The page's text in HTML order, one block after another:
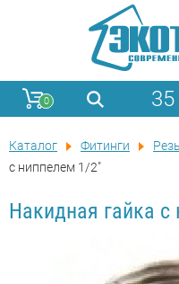
0
Каталог Фитинги
с ниппелем 1/2"
Накидная гайка